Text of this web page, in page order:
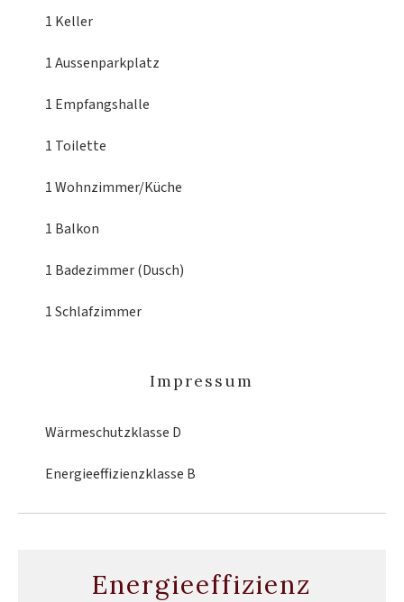
1 Keller
1 Aussenparkplatz
1 Empfangshalle
1 Toilette
1 Wohnzimmer/Küche
1 Balkon
1 Badezimmer (Dusch)
1 Schlafzimmer
Impressum
Wärmeschutzklasse D
Energieeffizienzklasse B
Energieeffizienz